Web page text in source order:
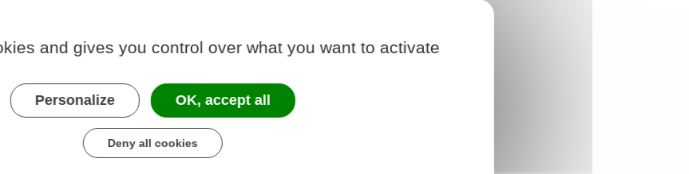
forfaire peut-elle être
si vous ne payez pasl'amende
télépaiement par carte bancaire
and gives you control over what you want to activate
Personalize OK, accept all
Deny all cookies